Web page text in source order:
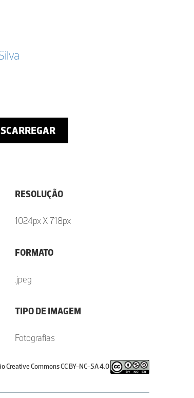
RESOLUÇÃO
1024px X 718px
FORMATO
.jpeg
TIPO DE IMAGEM
Fotografias
Creative Commons CC BY-NC-SA 4.0